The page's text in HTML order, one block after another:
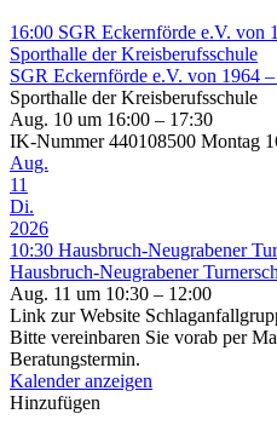
16:00 SGR Eckernförde e.V. von
Sporthalle der Kreisberufsschule
SGR Eckernförde e.V. von 1964 –
Sporthalle der Kreisberufsschule
Aug. 10 um 16:00 – 17:30
IK-Nummer 440108500 Montag
Aug.
11
Di.
2026
10:30 Hausbruch-Neugrabener
Hausbruch-Neugrabener
Aug. 11 um 10:30 – 12:00
Link zur Website
Bitte vereinbaren Sie vorab per
Beratungstermin.
Kalender anzeigen
Hinzufügen